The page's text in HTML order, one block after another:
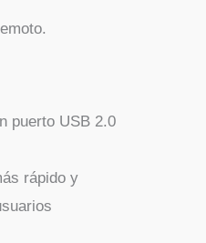
puerto USB 2.0
rápido y